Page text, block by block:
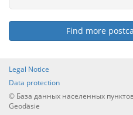
Find more
Legal Notice
Data protection
© База данных населенных
Geodäsie